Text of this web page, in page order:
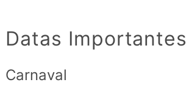
Datas Importantes
Carnaval